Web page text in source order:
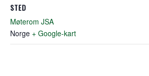
STED
Møterom JSA
Norge + Google-kart